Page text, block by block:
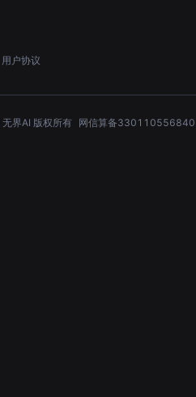
用户协议
无界AI 版权所有 网信算备